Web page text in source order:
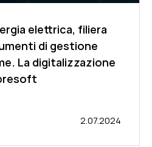
elettrica, filiera
di gestione
La digitalizzazione
2.07.2024